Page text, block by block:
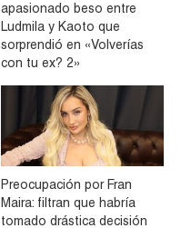
apasionado beso entre
Ludmila y Kaoto que
sorprendió en «Volverías
con tu ex? 2»
Preocupación por Fran
Maira: filtran que habría
tomado drástica decisión